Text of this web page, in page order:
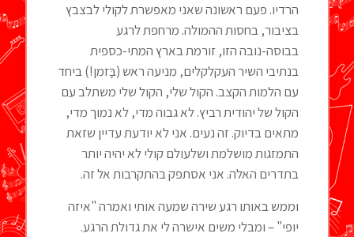
הרדיו. פעם ראשונה שאני מאפשרת לקולי לבצבץ
בציבור, בחסות ההמולה. מרחפת לרגע
בבוסה-נובה הזו, זורמת בארץ המתי-כספית
בנתיבי השיר העקלקלים, מניעה ראש (בָּזמן!) ביחד
עם הלמות הקצב. הקול שלי, הקול שלי משתלב עם
הקול של יהודית רביץ. לא גבוה מדי, לא נמוך מדי,
מתאים בדיוק. זה נעים. אני לא יודעת עדיין שזאת
התמזגות מושלמת ושלעולם קולי לא יהיה יותר
בתדרים האלה. אני אסתפק בהתקרבות אל זה.
וממש באותו רגע שירה שמעה אותי ואמרה "איזה
יופי" – ומבלי משים אישרה לי את גדולת הרגע.